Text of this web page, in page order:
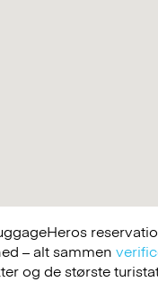
– alt sammen
og de største